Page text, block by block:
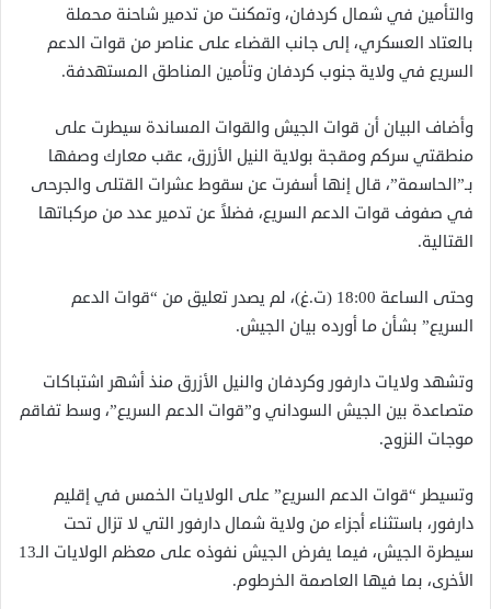
والتأمين في شمال كردفان، وتمكنت من تدمير شاحنة محملة
بالعتاد العسكري، إلى جانب القضاء على عناصر من قوات الدعم
السريع في ولاية جنوب كردفان وتأمين المناطق المستهدفة.
وأضاف البيان أن قوات الجيش والقوات المساندة سيطرت على
منطقتي سركم ومقجة بولاية النيل الأزرق، عقب معارك وصفها
بـ”الحاسمة”، قال إنها أسفرت عن سقوط عشرات القتلى والجرحى
في صفوف قوات الدعم السريع، فضلاً عن تدمير عدد من مركباتها
القتالية.
وحتى الساعة 18:00 (ت.غ)، لم يصدر تعليق من “قوات الدعم
السريع” بشأن ما أورده بيان الجيش.
وتشهد ولايات دارفور وكردفان والنيل الأزرق منذ أشهر اشتباكات
متصاعدة بين الجيش السوداني و”قوات الدعم السريع”، وسط تفاقم
موجات النزوح.
وتسيطر “قوات الدعم السريع” على الولايات الخمس في إقليم
دارفور، باستثناء أجزاء من ولاية شمال دارفور التي لا تزال تحت
سيطرة الجيش، فيما يفرض الجيش نفوذه على معظم الولايات الـ13
الأخرى، بما فيها العاصمة الخرطوم.